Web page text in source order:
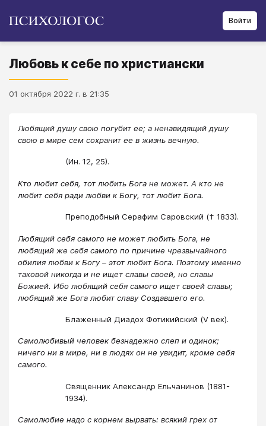
Войти
Любовь к себе по христиански
01 октября 2022 г. в 21:35
Любящий душу свою погубит ее; а ненавидящий душу
свою в мире сем сохранит ее в жизнь вечную.
(Ин. 12, 25).
Кто любит себя, тот любить Бога не может. А кто не
любит себя ради любви к Богу, тот любит Бога.
Преподобный Серафим Саровский († 1833).
Любящий себя самого не может любить Бога, не
любящий же себя самого по причине чрезвычайного
обилия любви к Богу – этот любит Бога. Поэтому именно
таковой никогда и не ищет славы своей, но славы
Божией. Ибо любящий себя самого ищет своей славы;
любящий же Бога любит славу Создавшего его.
Блаженный Диадох Фотикийский (V век).
Самолюбивый человек безнадежно слеп и одинок;
ничего ни в мире, ни в людях он не увидит, кроме себя
самого.
Священник Александр Ельчанинов (1881-
1934).
Самолюбие надо с корнем вырвать: всякий грех от